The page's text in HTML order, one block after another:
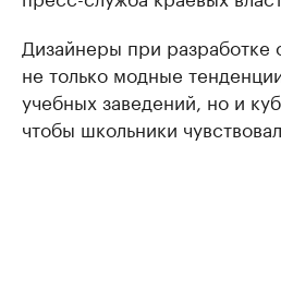
Дизайнеры при
не только модные
учебных заведений, но и
чтобы школьники